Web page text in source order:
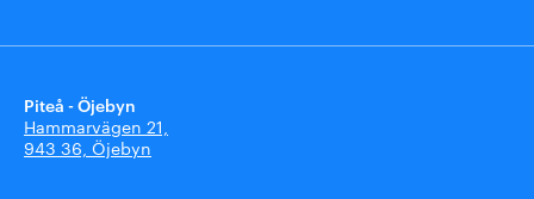
Piteå - Öjebyn
Hammarvägen 21,
943 36, Öjebyn